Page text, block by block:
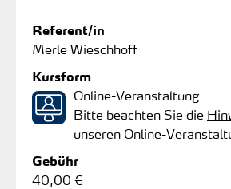
Referent/in
Merle Wieschhoff
Kursform
Online-Veranstaltung
Bitte beachten Sie die
unseren Online-
Gebühr
40,00 €